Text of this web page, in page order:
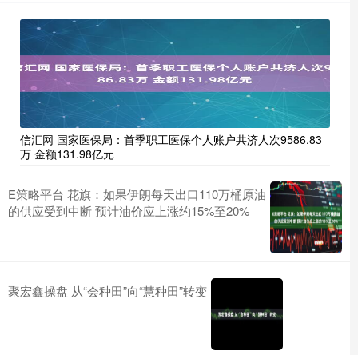
信汇网 国家医保局：首季职工医保个人账户共济人次9586.83
万 金额131.98亿元
E策略平台 花旗：如果伊朗每天出口110万桶原油
的供应受到中断 预计油价应上涨约15%至20%
聚宏鑫操盘 从“会种田”向“慧种田”转变